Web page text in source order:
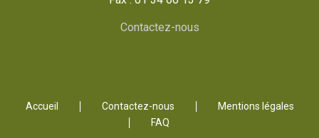
Contactez-nous
Accueil Contactez-nous
Mentions légales
FAQ